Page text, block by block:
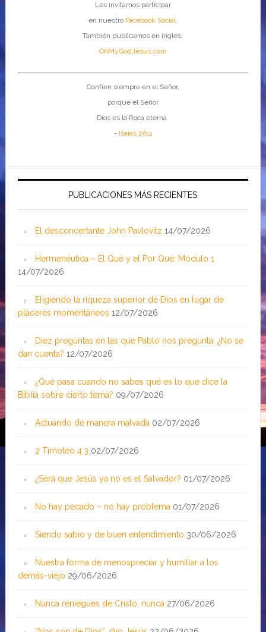
Les invitamos participar
en nuestro Facebook Social.
También publicamos en inglés:
OhMyGodJesus.com
Confíen siempre en el Señor,
porque el Señor
Dios es la Roca eterna.
- Isaías 26:4
PUBLICACIONES MÁS RECIENTES
El desconcertante John Pavlovitz 14/07/2026
Hermenéutica – El Qué y el Por Qué: Módulo 1
14/07/2026
Eligiendo la riqueza superior de Dios en lugar de
placeres momentáneos 12/07/2026
Diez preguntas en las que Pablo nos pregunta: ¿No se
dan cuenta? 12/07/2026
¿Qué pasa cuando no sabes qué es lo que dice la
Biblia sobre cierto tema? 09/07/2026
Actuando de manera malvada 02/07/2026
2 Timoteo 4:3 02/07/2026
¿Será que Jesús ya no es el Salvador? 01/07/2026
No hay pecado – no hay problema 01/07/2026
Siendo sabio y de buen entendimiento 30/06/2026
Nuestra forma de menospreciar y humillar a los
demás-viejo 29/06/2026
Nunca reniegues de Cristo, nunca 27/06/2026